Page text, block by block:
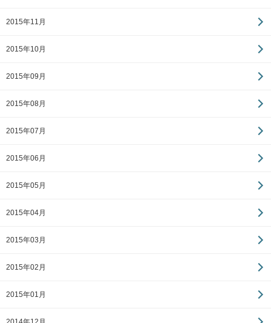
2015年11月
2015年10月
2015年09月
2015年08月
2015年07月
2015年06月
2015年05月
2015年04月
2015年03月
2015年02月
2015年01月